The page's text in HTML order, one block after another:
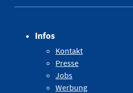
Infos
Kontakt
Presse
Jobs
Werbung